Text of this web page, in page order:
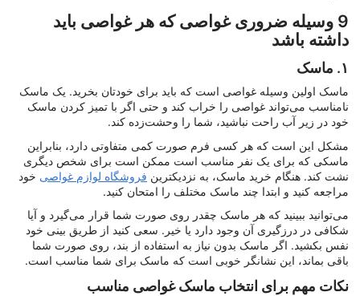
9 وسیله ضروری غواصی که هر غواصی باید
داشته باشد
۱. ماسک
ماسک اولین وسیله غواصی است که باید برای خودتان بخرید. یک ماسک
نامناسب می‌تواند غواصی را خراب کند و حتی اگر با تمیز کردن ماسک
خود در زیر آب راحت نباشید، شما را وحشت‌زده کند.
مشکل این است که هر کسی فرم صورت کمی متفاوتی دارد، بنابراین
ماسکی که برای یک نفر مناسب است ممکن است برای شخص دیگری
نشت کند. هنگام خرید ماسک، به نزدیکترین فروشگاه لوازم غواصی خود
مراجعه کنید و ابتدا چند ماسک مختلف را امتحان کنید.
می‌توانید ببینید که هر ماسک چقدر روی صورت شما قرار می‌گیرد و آیا
شکافی در درزگیری آن وجود دارد یا خیر. سعی کنید از طریق بینی خود
نفس بکشید. اگر ماسک بدون نیاز به استفاده از بند، روی صورت شما
باقی بماند، این نشانگر خوبی است که ماسک برای شما مناسب است.
نکات مهم برای انتخاب ماسک غواصی مناسب